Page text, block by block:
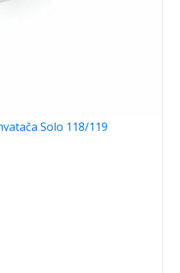
Solo 118/119